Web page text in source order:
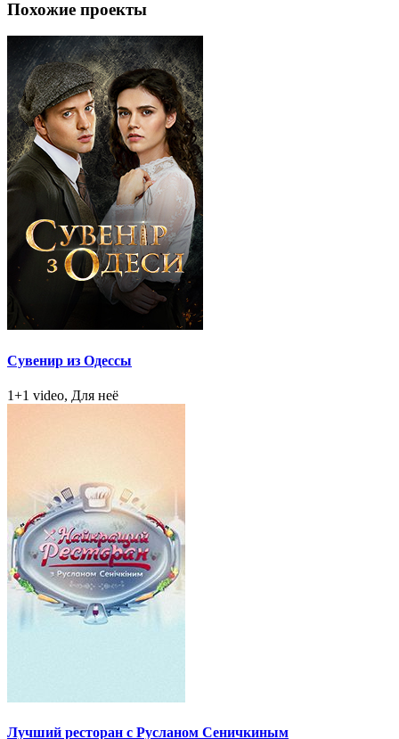
Похожие проекты
Сувенир из Одессы
1+1 video, Для неё
Лучший ресторан с Русланом Сеничкиным